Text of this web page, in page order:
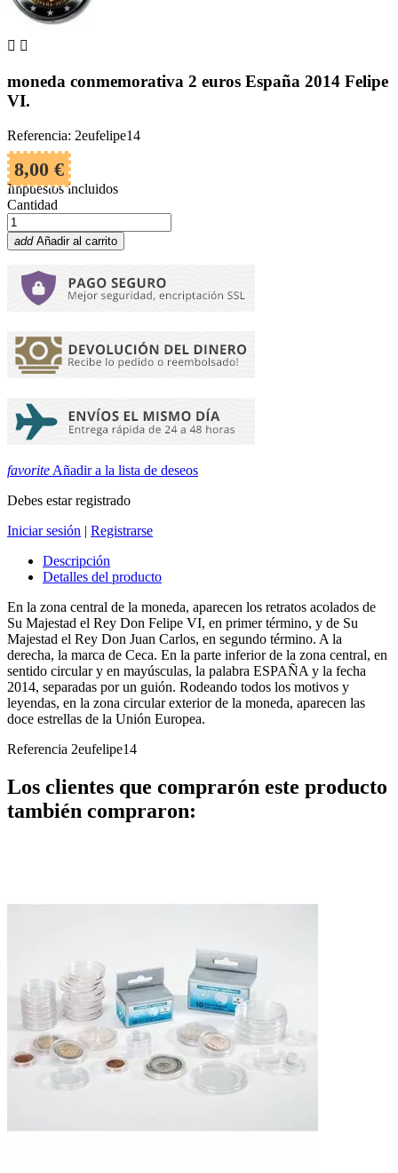
 
moneda conmemorativa 2 euros España 2014 Felipe
VI.
Referencia: 2eufelipe14
8,00 €
Impuestos incluidos
Cantidad
add Añadir al carrito
favorite Añadir a la lista de deseos
Debes estar registrado
Iniciar sesión | Registrarse
Descripción
Detalles del producto
En la zona central de la moneda, aparecen los retratos acolados de
Su Majestad el Rey Don Felipe VI, en primer término, y de Su
Majestad el Rey Don Juan Carlos, en segundo término. A la
derecha, la marca de Ceca. En la parte inferior de la zona central, en
sentido circular y en mayúsculas, la palabra ESPAÑA y la fecha
2014, separadas por un guión. Rodeando todos los motivos y
leyendas, en la zona circular exterior de la moneda, aparecen las
doce estrellas de la Unión Europea.
Referencia 2eufelipe14
Los clientes que comprarón este producto
también compraron: